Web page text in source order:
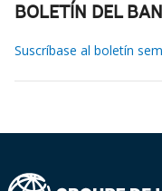
BOLETÍN DEL
Suscríbase al boletín